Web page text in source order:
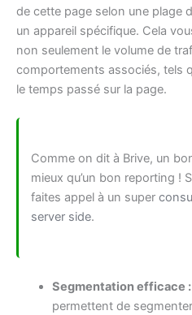
de cette page selon une plage
un appareil spécifique. Cela
non seulement le volume de
comportements associés, tels
le temps passé sur la page.
Comme on dit à Brive, un
mieux qu’un bon reporting !
faites appel à un super
server side.
Segmentation efficace :
permettent de